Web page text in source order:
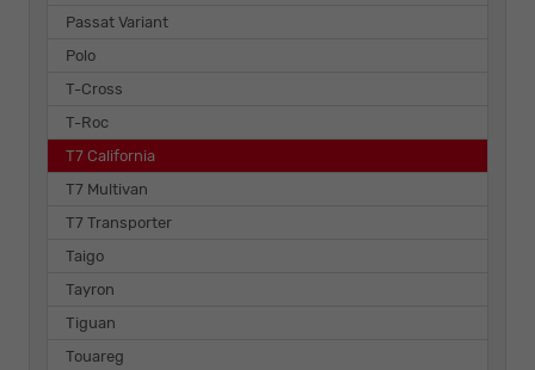
Passat Variant
Polo
T-Cross
T-Roc
T7 California
T7 Multivan
T7 Transporter
Taigo
Tayron
Tiguan
Touareg